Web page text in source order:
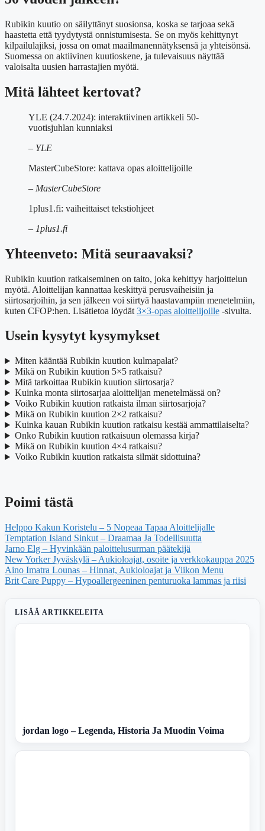
Rubikin kuutio on säilyttänyt suosionsa, koska se tarjoaa sekä
haastetta että tyydytystä onnistumisesta. Se on myös kehittynyt
kilpailulajiksi, jossa on omat maailmanennätyksensä ja yhteisönsä.
Suomessa on aktiivinen kuutioskene, ja tulevaisuus näyttää
valoisalta uusien harrastajien myötä.
Mitä lähteet kertovat?
YLE (24.7.2024): interaktiivinen artikkeli 50-
vuotisjuhlan kunniaksi
– YLE
MasterCubeStore: kattava opas aloittelijoille
– MasterCubeStore
1plus1.fi: vaiheittaiset tekstiohjeet
– 1plus1.fi
Yhteenveto: Mitä seuraavaksi?
Rubikin kuution ratkaiseminen on taito, joka kehittyy harjoittelun
myötä. Aloittelijan kannattaa keskittyä perusvaiheisiin ja
siirtosarjoihin, ja sen jälkeen voi siirtyä haastavampiin menetelmiin,
kuten CFOP:hen. Lisätietoa löydät 3×3-opas aloittelijoille -sivulta.
Usein kysytyt kysymykset
Miten kääntää Rubikin kuution kulmapalat?
Mikä on Rubikin kuution 5×5 ratkaisu?
Mitä tarkoittaa Rubikin kuution siirtosarja?
Kuinka monta siirtosarjaa aloittelijan menetelmässä on?
Voiko Rubikin kuution ratkaista ilman siirtosarjoja?
Mikä on Rubikin kuution 2×2 ratkaisu?
Kuinka kauan Rubikin kuution ratkaisu kestää ammattilaiselta?
Onko Rubikin kuution ratkaisuun olemassa kirja?
Mikä on Rubikin kuution 4×4 ratkaisu?
Voiko Rubikin kuution ratkaista silmät sidottuina?
Poimi tästä
Helppo Kakun Koristelu – 5 Nopeaa Tapaa Aloittelijalle
Temptation Island Sinkut – Draamaa Ja Todellisuutta
Jarno Elg – Hyvinkään paloittelusurman päätekijä
New Yorker Jyväskylä – Aukioloajat, osoite ja verkkokauppa 2025
Aino Imatra Lounas – Hinnat, Aukioloajat ja Viikon Menu
Brit Care Puppy – Hypoallergeeninen penturuoka lammas ja riisi
LISÄÄ ARTIKKELEITA
jordan logo – Legenda, Historia Ja Muodin Voima